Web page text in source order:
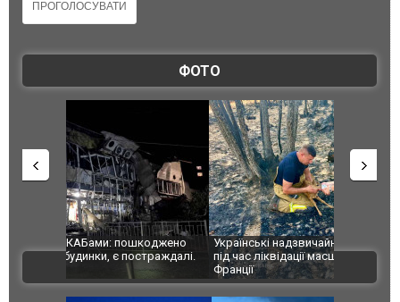
ФОТО
Українські надзвичайники врятували козуленя
під час ліквідації масштабної лісової пожежі у
СБУ за
Болгарії
ВІДЕО